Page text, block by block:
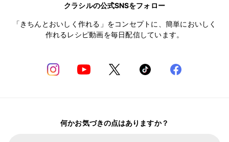
クラシルの公式SNSをフォロー
「きちんとおいしく作れる」をコンセプトに、簡単においしく
作れるレシピ動画を毎日配信しています。
何かお気づきの点はありますか？